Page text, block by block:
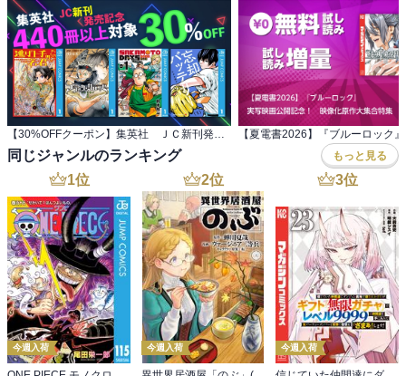
同じジャンルのランキング もっと見る
1位
今週入荷
2位
今週入荷
3位
今週入荷